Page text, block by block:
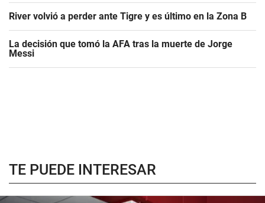
River volvió a perder ante Tigre y es último en la Zona B
La decisión que tomó la AFA tras la muerte de Jorge
Messi
TE PUEDE INTERESAR